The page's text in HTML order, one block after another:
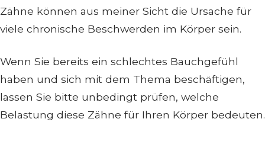
Zähne können aus meiner Sicht die Ursache für
viele chronische Beschwerden im Körper sein.
Wenn Sie bereits ein schlechtes Bauchgefühl
haben und sich mit dem Thema beschäftigen,
lassen Sie bitte unbedingt prüfen, welche
Belastung diese Zähne für Ihren Körper bedeuten.